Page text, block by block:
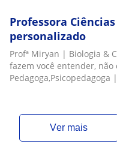
Professora
personalizado
Profª Miryan | Biologia &
fazem você entender, não
Pedagoga,Psicopedagoga
ver mais